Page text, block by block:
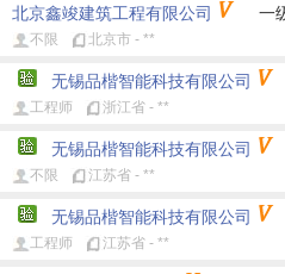
北京鑫竣建筑工程有限公司 一
不限
北京市 - **
无锡品楷智能科技有限公司
工程师
浙江省 - **
无锡品楷智能科技有限公司
不限
江苏省 - **
无锡品楷智能科技有限公司
工程师
江苏省 - **